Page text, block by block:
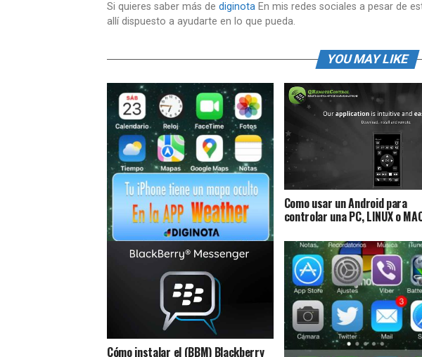
Si quieres saber más de diginota En mis redes sociales a pesar de
allí dispuesto a ayudarte en lo que pueda.
YOU MAY LIKE
Tu iPhone puede revelar
exactamente dónde y cuándo lloverá
en un mapa oculto
Como usar un Android para
controlar una PC, LINUX o
Cómo instalar el (BBM) Blackberry